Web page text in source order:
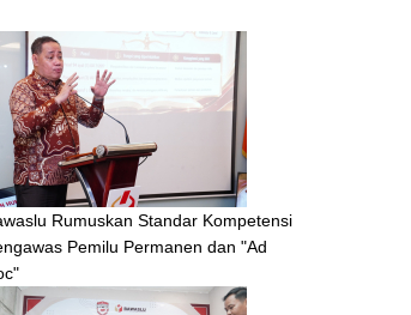
Rumuskan Standar Kompetensi
Pemilu Permanen dan "Ad